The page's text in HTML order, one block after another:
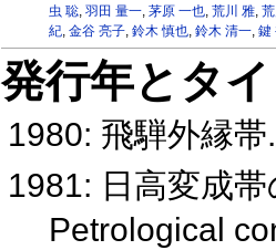
虫 聡, 羽田 量一, 茅原 一也, 荒川 雅,
紀, 金谷 亮子, 鈴木 慎也, 鈴木 清一, 鍵
発行年とタ
1980: 飛騨外縁
1981: 日高変成
Petrological